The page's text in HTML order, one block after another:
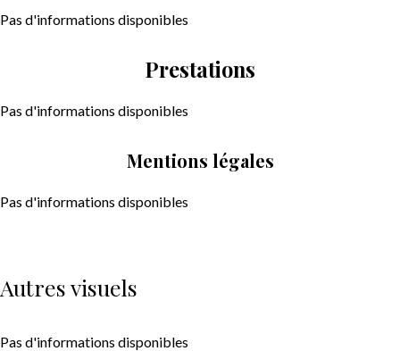
Pas d'informations disponibles
Prestations
Pas d'informations disponibles
Mentions légales
Pas d'informations disponibles
Autres visuels
Pas d'informations disponibles